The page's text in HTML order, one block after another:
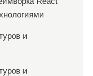
и
и